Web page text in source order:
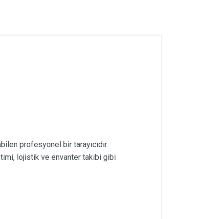
profesyonel bir tarayıcıdır.
lojistik ve envanter takibi gibi